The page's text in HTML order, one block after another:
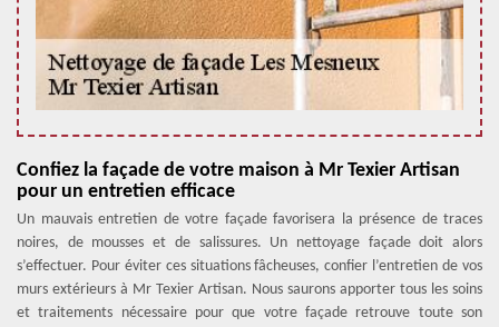
Confiez la façade de votre maison à Mr Texier Artisan
pour un entretien efficace
Un mauvais entretien de votre façade favorisera la présence de traces
noires, de mousses et de salissures. Un nettoyage façade doit alors
s’effectuer. Pour éviter ces situations fâcheuses, confier l’entretien de vos
murs extérieurs à Mr Texier Artisan. Nous saurons apporter tous les soins
et traitements nécessaire pour que votre façade retrouve toute son